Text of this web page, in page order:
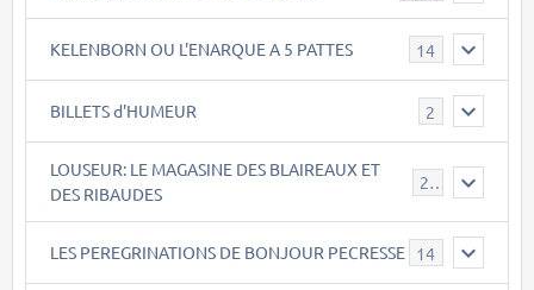
KELENBORN OU L'ENARQUE A 5 PATTES 14
BILLETS d'HUMEUR 2
LOUSEUR: LE MAGASINE DES BLAIREAUX ET
DES RIBAUDES
21
LES PEREGRINATIONS DE BONJOUR PECRESSE 14